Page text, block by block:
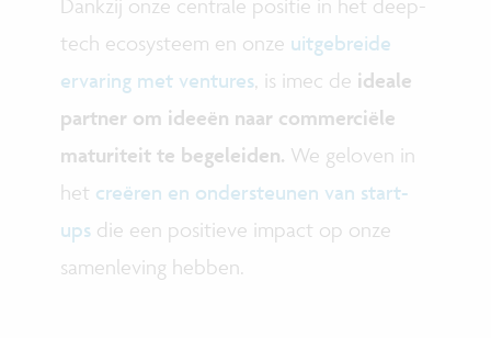
tech ecosysteem en onze uitgebreide
ervaring met ventures, is imec de ideale
partner om ideeën naar commerciële
maturiteit te begeleiden. We geloven in
het creëren en ondersteunen van start-
ups die een positieve impact op onze
samenleving hebben.